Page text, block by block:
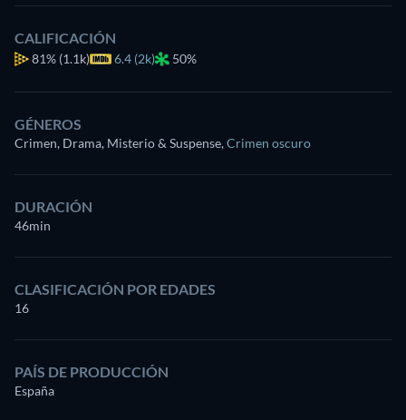
CALIFICACIÓN
81% (1.1k) 6.4 (2k) 50%
GÉNEROS
Crimen, Drama, Misterio & Suspense,Crimen oscuro
DURACIÓN
46min
CLASIFICACIÓN POR EDADES
16
PAÍS DE PRODUCCIÓN
España